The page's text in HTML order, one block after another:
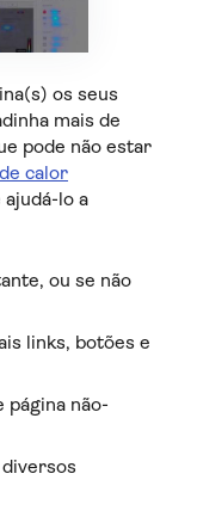
os seus
mais de
pode não estar
calor
lo a
ou se não
links, botões e
não-